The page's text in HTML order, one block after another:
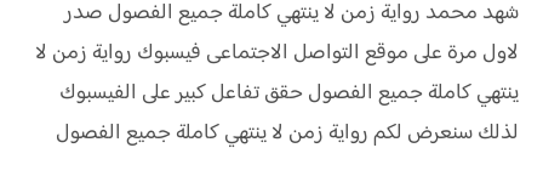
شهد محمد رواية زمن لا ينتهي كاملة جميع الفصول صدر
لاول مرة على موقع التواصل الاجتماعى فيسبوك رواية زمن لا
ينتهي كاملة جميع الفصولحققتفاعل كبير على الفيسبوك
لذلك سنعرض لكمرواية زمن لا ينتهي كاملة جميع الفصول